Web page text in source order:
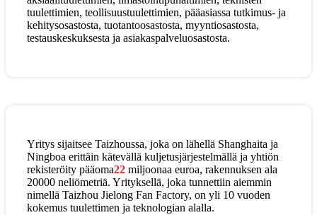
tuulettimien, teollisuustuulettimien, pääasiassa tutkimus- ja
kehitysosastosta, tuotantoosastosta, myyntiosastosta,
testauskeskuksesta ja asiakaspalveluosastosta.
Yritys sijaitsee Taizhoussa, joka on lähellä Shanghaita ja
Ningboa erittäin kätevällä kuljetusjärjestelmällä ja yhtiön
rekisteröity pääoma22 miljoonaa euroa, rakennuksen ala
20000 neliömetriä. Yrityksellä, joka tunnettiin aiemmin
nimellä Taizhou Jielong Fan Factory, on yli 10 vuoden
kokemus tuulettimen ja teknologian alalla.